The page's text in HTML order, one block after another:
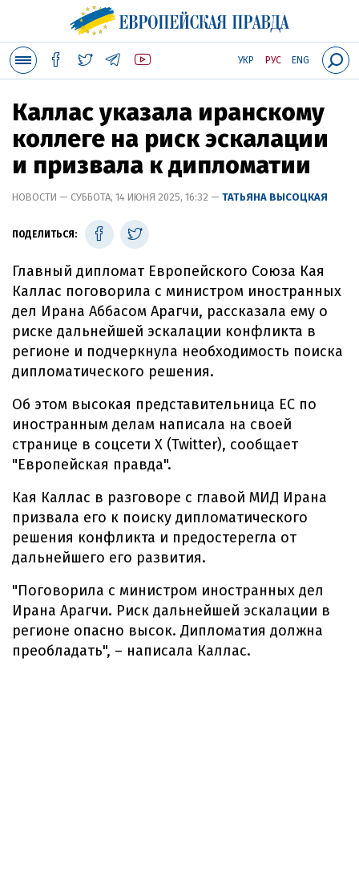
УКР РУС ENG
Каллас указала иранскому
коллеге на риск эскалации
и призвала к дипломатии
НОВОСТИ — СУББОТА, 14 ИЮНЯ 2025, 16:32 — ТАТЬЯНА ВЫСОЦКАЯ
ПОДЕЛИТЬСЯ:
Главный дипломат Европейского Союза Кая
Каллас поговорила с министром иностранных
дел Ирана Аббасом Арагчи, рассказала ему о
риске дальнейшей эскалации конфликта в
регионе и подчеркнула необходимость поиска
дипломатического решения.
Об этом высокая представительница ЕС по
иностранным делам написала на своей
странице в соцсети Х (Twitter), сообщает
"Европейская правда".
Кая Каллас в разговоре с главой МИД Ирана
призвала его к поиску дипломатического
решения конфликта и предостерегла от
дальнейшего его развития.
"Поговорила с министром иностранных дел
Ирана Арагчи. Риск дальнейшей эскалации в
регионе опасно высок. Дипломатия должна
преобладать", – написала Каллас.